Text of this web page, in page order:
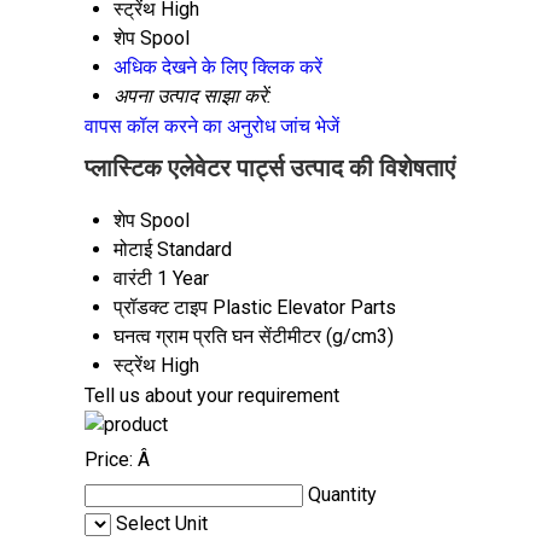
स्ट्रेंथ High
शेप Spool
अधिक देखने के लिए क्लिक करें
अपना उत्पाद साझा करें:
वापस कॉल करने का अनुरोध जांच भेजें
प्लास्टिक एलेवेटर पार्ट्स उत्पाद की विशेषताएं
शेप Spool
मोटाई Standard
वारंटी 1 Year
प्रॉडक्ट टाइप Plastic Elevator Parts
घनत्व ग्राम प्रति घन सेंटीमीटर (g/cm3)
स्ट्रेंथ High
Tell us about your requirement
Price: Â
Quantity
Select Unit